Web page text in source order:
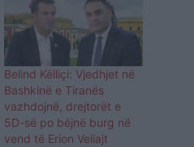
Belind Këlliçi: Vjedhjet në
Bashkinë e Tiranës
vazhdojnë, drejtorët e
5D-së po bëjnë burg në
vend të Erion Veliajt